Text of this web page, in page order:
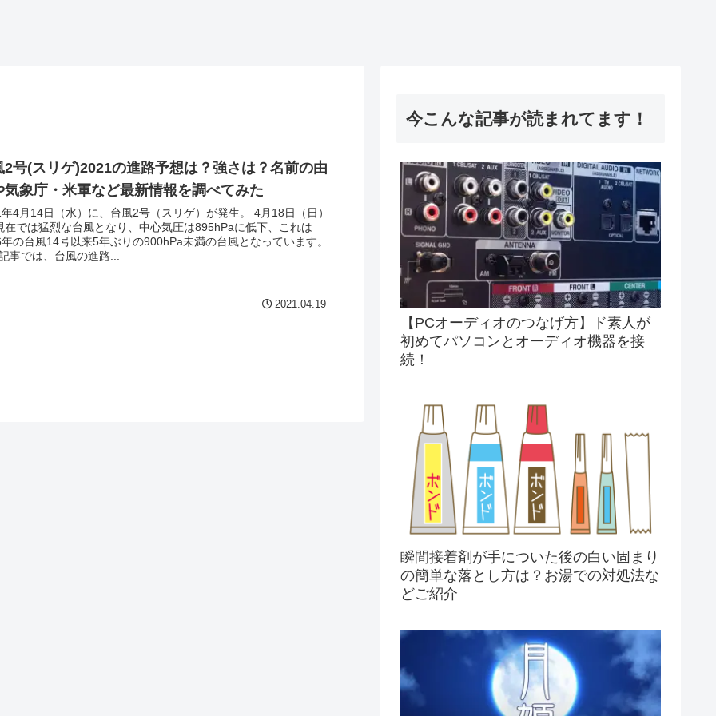
2号(スリゲ)2021の進路予想は？強さは？名前の由
気象庁・米軍など最新情報を調べてみた
4月14日（水）に、台風2号（スリゲ）が発生。 4月18日（日）
在では猛烈な台風となり、中心気圧は895hPaに低下、これは
の台風14号以来5年ぶりの900hPa未満の台風となっています。
事では、台風の進路...
2021.04.19
今こんな記事が読まれてます！
【PCオーディオのつなげ方】ド素人が
初めてパソコンとオーディオ機器を接
続！
瞬間接着剤が手についた後の白い固まり
の簡単な落とし方は？お湯での対処法な
どご紹介